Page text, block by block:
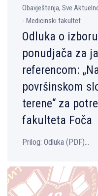
Obavještenja, Sve
- Medicinski fakultet
Odluka o
ponudjača za
referencom:
površinskom
terene“ za
fakulteta Foča
Prilog: Odluka (PDF)...